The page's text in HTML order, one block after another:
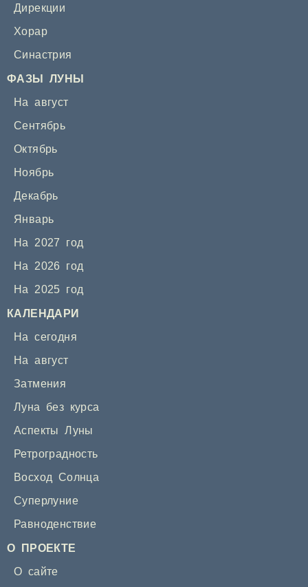
Дирекции
Хорар
Синастрия
ФАЗЫ ЛУНЫ
На август
Сентябрь
Октябрь
Ноябрь
Декабрь
Январь
На 2027 год
На 2026 год
На 2025 год
КАЛЕНДАРИ
На сегодня
На август
Затмения
Луна без курса
Аспекты Луны
Ретроградность
Восход Солнца
Суперлуние
Равноденствие
О ПРОЕКТЕ
О сайте